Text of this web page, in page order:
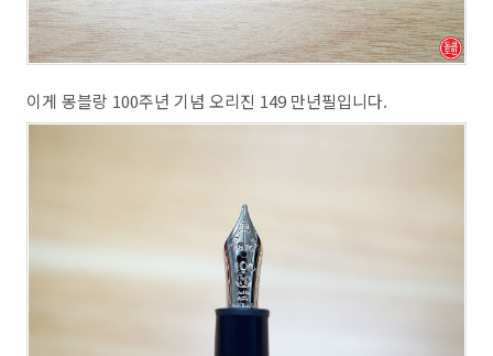
이게 몽블랑 100주년 기념 오리진 149 만년필입니다.